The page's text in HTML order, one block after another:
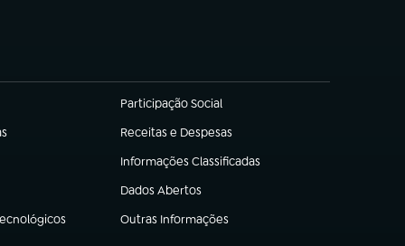
Participação Social
(abre em nova aba)
Receitas e Despesas
(abre em nova aba)
Informações Classificadas
(abre em nova aba)
Dados Abertos
(abre em nova aba)
Outras Informações
(abre em nova aba)